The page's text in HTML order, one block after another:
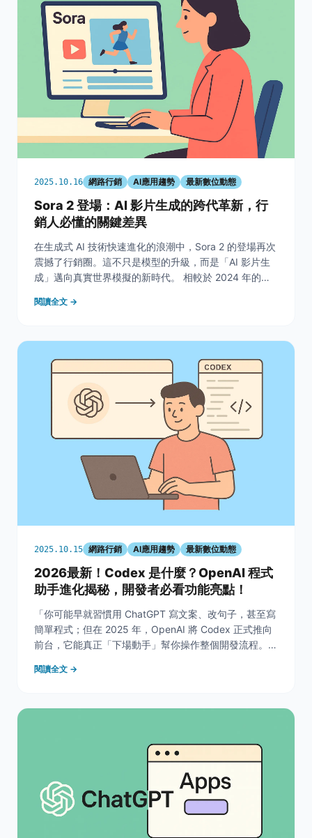
2025.10.16 網路行銷 AI應用趨勢 最新數位動態
Sora 2 登場：AI 影片生成的跨代革新，行
銷人必懂的關鍵差異
在生成式 AI 技術快速進化的浪潮中，Sora 2 的登場再次
震撼了行銷圈。這不只是模型的升級，而是「AI 影片生
成」邁向真實世界模擬的新時代。 相較於 2024 年的
實物理世界的運動邏輯，並整合聲音、對話與角色插入功
閱讀全文 →
2025.10.15 網路行銷 AI應用趨勢 最新數位動態
2026最新！Codex 是什麼？OpenAI 程式
助手進化揭秘，開發者必看功能亮點！
「你可能早就習慣用 ChatGPT 寫文案、改句子，甚至寫
簡單程式；但在 2025 年，OpenAI 將 Codex 正式推向
前台，它能真正「下場動手」幫你操作整個開發流程。」
我 debug，為什麼還要另一個 “Codex”？這不是畫蛇添
閱讀全文 →